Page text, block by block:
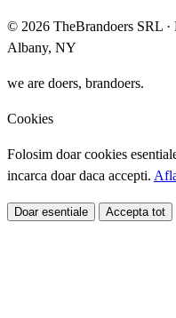
© 2026 TheBrandoers SRL ·
Albany, NY
we are doers, brandoers.
Cookies
Folosim doar cookies
incarca doar daca accepti.
Doar esentiale Accepta tot